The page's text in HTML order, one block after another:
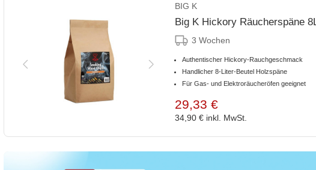
BIG K
Big K Hickory Räucherspäne
3 Wochen
Authentischer Hickory-Rauchgeschmack
Handlicher 8-Liter-Beutel Holzspäne
Für Gas- und Elektroräucheröfen geeignet
29,33 €
34,90 € inkl. MwSt.